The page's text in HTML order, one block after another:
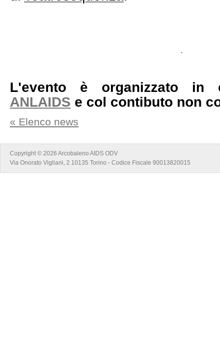
L'evento è organizzato in
ANLAIDS e col contibuto non
« Elenco news
Copyright © 2026 Arcobaleno AIDS ODV
Via Onorato Vigliani, 2 10135 Torino - Codice Fiscale 90013820015